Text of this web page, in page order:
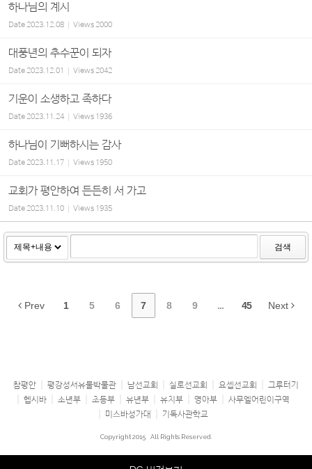
하나님의 계시
Date2023.12.08 Views2000
대풍년의 추수꾼이 되자
Date2023.12.01 Views2042
기운이 소생하고 족하다
Date2023.11.24 Views 1936
하나님이 기뻐하시는 감사
Date2023.11.17 Views 1950
교회가 평안하여 든든히 서 가고
Date2023.11.10 Views 1935
검색
Prev 1 5 6 7 8 9 ... 45 Next
참평안 평강성서유물박물관 남선교회 실로선교회 요셉선교회
그루터기
헵시바
소년부 초등부 유년부 유치부 영아부
사무엘어린이구역
미스바성가대
기독사관학교
Copyright 2015 All Rights Reserved.